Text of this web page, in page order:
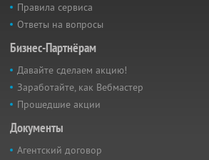
Правила сервиса
Ответы на вопросы
Бизнес-Партнёрам
Давайте сделаем акцию!
Заработайте, как Вебмастер
Прошедшие акции
Документы
Агентский договор